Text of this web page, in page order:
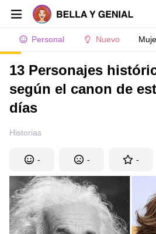
Personal Nuevo
13 Personajes
según el canon de
días
Historias
- - -